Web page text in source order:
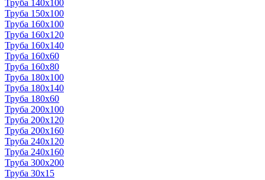
Труба 140x100
Труба 150x100
Труба 160x100
Труба 160x120
Труба 160x140
Труба 160x60
Труба 160x80
Труба 180x100
Труба 180x140
Труба 180x60
Труба 200x100
Труба 200x120
Труба 200x160
Труба 240x120
Труба 240x160
Труба 300x200
Труба 30x15